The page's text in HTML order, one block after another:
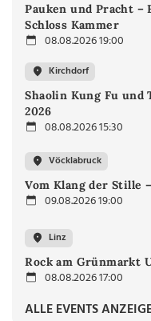
Pauken und Pracht –
Schloss Kammer
08.08.2026 19:00
Kirchdorf
Shaolin Kung Fu
2026
08.08.2026 15:30
Vöcklabruck
Vom Klang der Stille
09.08.2026 19:00
Linz
Rock am Grünmarkt
08.08.2026 17:00
ALLE EVENTS